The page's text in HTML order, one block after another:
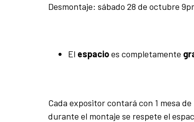
Desmontaje: sábado 28 de octubre
El espacioes completamente
Cada expositor contará con 1 mesa
durante el montaje se respete el